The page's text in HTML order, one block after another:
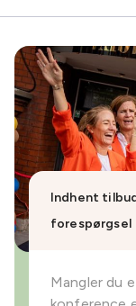
Indhent
forespørgsel
Mangler du